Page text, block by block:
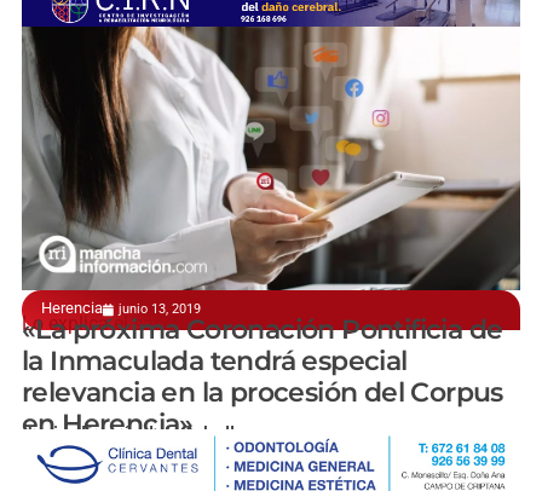
Herencia junio 13, 2019
Lo explica el sacerdote Alberto Domínguez
«La próxima Coronación Pontificia de
la Inmaculada tendrá especial
relevancia en la procesión del Corpus
en Herencia»
Javier Fernández-Caballero